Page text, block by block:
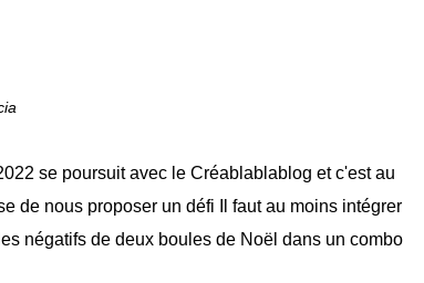
se poursuit avec le Créablablablog et c'est au
de nous proposer un défi Il faut au moins intégrer
négatifs de deux boules de Noël dans un combo